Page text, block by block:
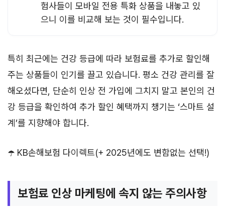
험사들이 모바일 전용 특화 상품을 내놓고 있
으니 이를 비교해 보는 것이 필수입니다.
특히 최근에는 건강 등급에 따라 보험료를 추가로 할인해
주는 상품들이 인기를 끌고 있습니다. 평소 건강 관리를 잘
해오셨다면, 단순히 인상 전 가입에 그치지 말고 본인의 건
강 등급을 확인하여 추가 할인 혜택까지 챙기는 ‘스마트 설
계’를 지향해야 합니다.
☂️ KB손해보험 다이렉트(+ 2025년에도 변함없는 선택!)
보험료 인상 마케팅에 속지 않는 주의사항